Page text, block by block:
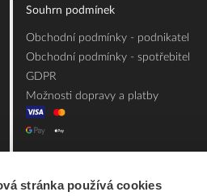
stránka používá cookies
Souhrn podmínek
Obchodní podmínky - podnikatel
Obchodní podmínky - spotřebitel
GDPR
Možnosti dopravy a platby